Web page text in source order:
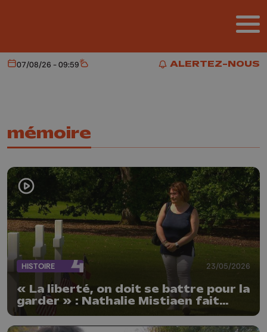
ALERTEZ-NOUS
ALERTEZ-NOUS
Aujourd'hui
07/08/26 - 09:59 Météo
mémoire
HISTOIRE 23/05/2026
« La liberté, on doit se battre pour la
garder » : Nathalie Mistiaen fait
vivre la mémoire de soldats
américains